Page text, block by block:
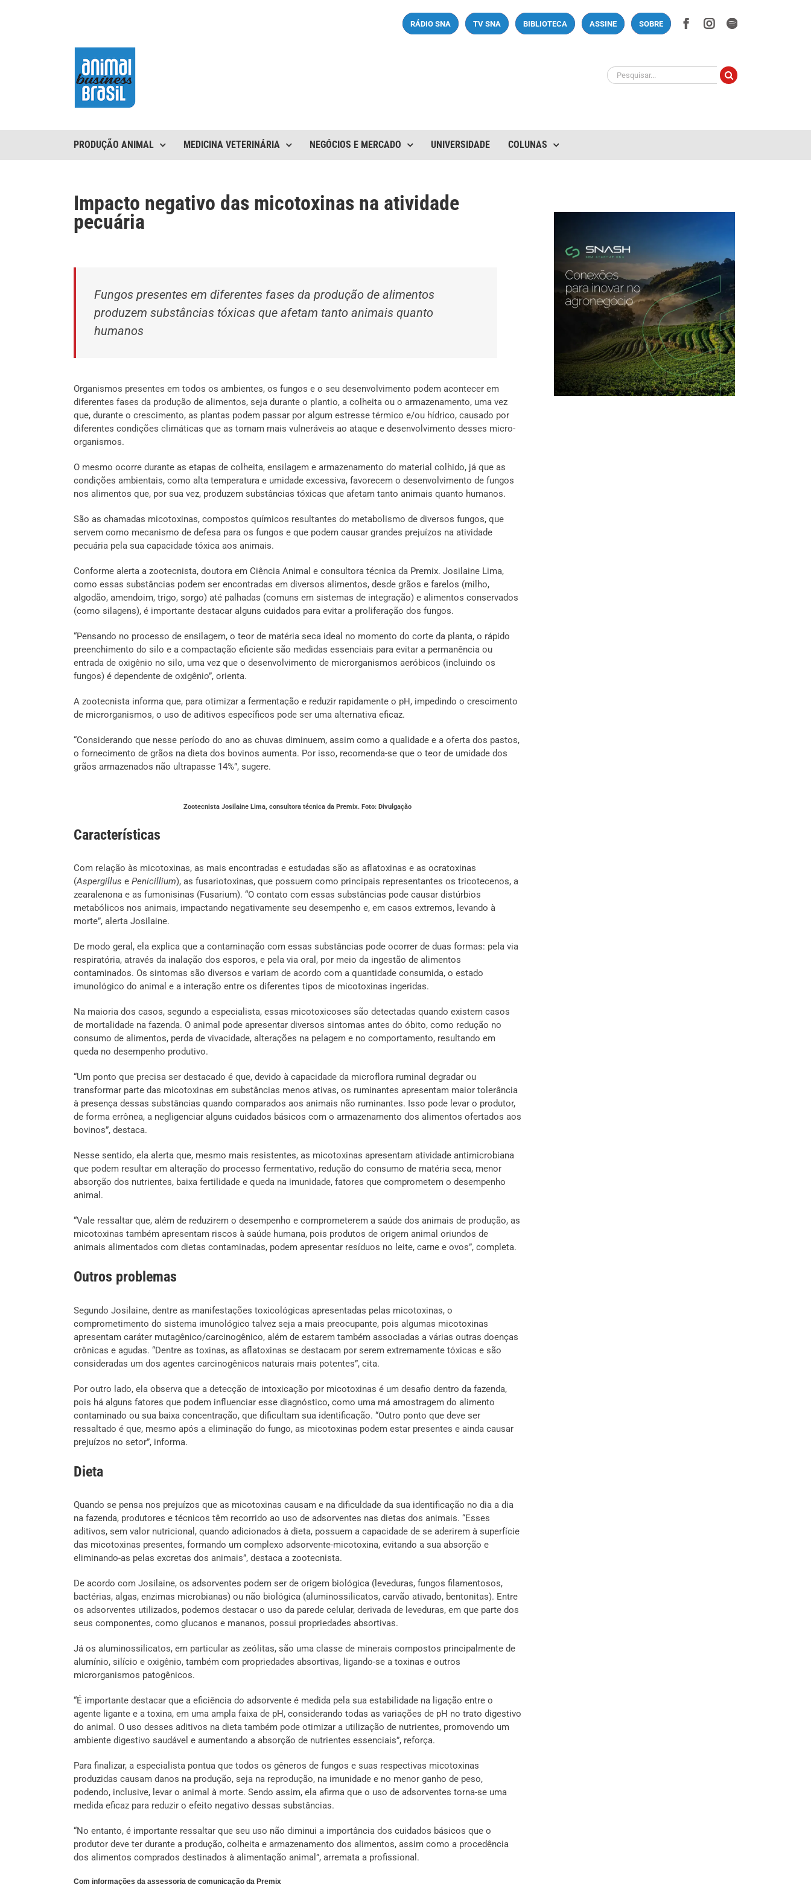
RÁDIO SNA TV SNA BIBLIOTECA ASSINE SOBRE Facebook
Instagram
Spotify
Buscar
resultados
PRODUÇÃO ANIMAL MEDICINA VETERINÁRIA NEGÓCIOS E MERCADO UNIVERSIDADE COLUNAS
Impacto negativo das micotoxinas na atividade
pecuária
Fungos presentes em diferentes fases da produção de alimentos
produzem substâncias tóxicas que afetam tanto animais quanto
humanos
Organismos presentes em todos os ambientes, os fungos e o seu desenvolvimento podem acontecer em
diferentes fases da produção de alimentos, seja durante o plantio, a colheita ou o armazenamento, uma vez
que, durante o crescimento, as plantas podem passar por algum estresse térmico e/ou hídrico, causado por
diferentes condições climáticas que as tornam mais vulneráveis ao ataque e desenvolvimento desses micro-
organismos.
O mesmo ocorre durante as etapas de colheita, ensilagem e armazenamento do material colhido, já que as
condições ambientais, como alta temperatura e umidade excessiva, favorecem o desenvolvimento de fungos
nos alimentos que, por sua vez, produzem substâncias tóxicas que afetam tanto animais quanto humanos.
São as chamadas micotoxinas, compostos químicos resultantes do metabolismo de diversos fungos, que
servem como mecanismo de defesa para os fungos e que podem causar grandes prejuízos na atividade
pecuária pela sua capacidade tóxica aos animais.
Conforme alerta a zootecnista, doutora em Ciência Animal e consultora técnica da Premix. Josilaine Lima,
como essas substâncias podem ser encontradas em diversos alimentos, desde grãos e farelos (milho,
algodão, amendoim, trigo, sorgo) até palhadas (comuns em sistemas de integração) e alimentos conservados
(como silagens), é importante destacar alguns cuidados para evitar a proliferação dos fungos.
“Pensando no processo de ensilagem, o teor de matéria seca ideal no momento do corte da planta, o rápido
preenchimento do silo e a compactação eficiente são medidas essenciais para evitar a permanência ou
entrada de oxigênio no silo, uma vez que o desenvolvimento de microrganismos aeróbicos (incluindo os
fungos) é dependente de oxigênio”, orienta.
A zootecnista informa que, para otimizar a fermentação e reduzir rapidamente o pH, impedindo o crescimento
de microrganismos, o uso de aditivos específicos pode ser uma alternativa eficaz.
“Considerando que nesse período do ano as chuvas diminuem, assim como a qualidade e a oferta dos pastos,
o fornecimento de grãos na dieta dos bovinos aumenta. Por isso, recomenda-se que o teor de umidade dos
grãos armazenados não ultrapasse 14%”, sugere.
Zootecnista Josilaine Lima, consultora técnica da Premix. Foto: Divulgação
Características
Com relação às micotoxinas, as mais encontradas e estudadas são as aflatoxinas e as ocratoxinas
(Aspergillus e Penicillium), as fusariotoxinas, que possuem como principais representantes os tricotecenos, a
zearalenona e as fumonisinas (Fusarium). “O contato com essas substâncias pode causar distúrbios
metabólicos nos animais, impactando negativamente seu desempenho e, em casos extremos, levando à
morte”, alerta Josilaine.
De modo geral, ela explica que a contaminação com essas substâncias pode ocorrer de duas formas: pela via
respiratória, através da inalação dos esporos, e pela via oral, por meio da ingestão de alimentos
contaminados. Os sintomas são diversos e variam de acordo com a quantidade consumida, o estado
imunológico do animal e a interação entre os diferentes tipos de micotoxinas ingeridas.
Na maioria dos casos, segundo a especialista, essas micotoxicoses são detectadas quando existem casos
de mortalidade na fazenda. O animal pode apresentar diversos sintomas antes do óbito, como redução no
consumo de alimentos, perda de vivacidade, alterações na pelagem e no comportamento, resultando em
queda no desempenho produtivo.
“Um ponto que precisa ser destacado é que, devido à capacidade da microflora ruminal degradar ou
transformar parte das micotoxinas em substâncias menos ativas, os ruminantes apresentam maior tolerância
à presença dessas substâncias quando comparados aos animais não ruminantes. Isso pode levar o produtor,
de forma errônea, a negligenciar alguns cuidados básicos com o armazenamento dos alimentos ofertados aos
bovinos”, destaca.
Nesse sentido, ela alerta que, mesmo mais resistentes, as micotoxinas apresentam atividade antimicrobiana
que podem resultar em alteração do processo fermentativo, redução do consumo de matéria seca, menor
absorção dos nutrientes, baixa fertilidade e queda na imunidade, fatores que comprometem o desempenho
animal.
“Vale ressaltar que, além de reduzirem o desempenho e comprometerem a saúde dos animais de produção, as
micotoxinas também apresentam riscos à saúde humana, pois produtos de origem animal oriundos de
animais alimentados com dietas contaminadas, podem apresentar resíduos no leite, carne e ovos”, completa.
Outros problemas
Segundo Josilaine, dentre as manifestações toxicológicas apresentadas pelas micotoxinas, o
comprometimento do sistema imunológico talvez seja a mais preocupante, pois algumas micotoxinas
apresentam caráter mutagênico/carcinogênico, além de estarem também associadas a várias outras doenças
crônicas e agudas. “Dentre as toxinas, as aflatoxinas se destacam por serem extremamente tóxicas e são
consideradas um dos agentes carcinogênicos naturais mais potentes”, cita.
Por outro lado, ela observa que a detecção de intoxicação por micotoxinas é um desafio dentro da fazenda,
pois há alguns fatores que podem influenciar esse diagnóstico, como uma má amostragem do alimento
contaminado ou sua baixa concentração, que dificultam sua identificação. “Outro ponto que deve ser
ressaltado é que, mesmo após a eliminação do fungo, as micotoxinas podem estar presentes e ainda causar
prejuízos no setor”, informa.
Dieta
Quando se pensa nos prejuízos que as micotoxinas causam e na dificuldade da sua identificação no dia a dia
na fazenda, produtores e técnicos têm recorrido ao uso de adsorventes nas dietas dos animais. “Esses
aditivos, sem valor nutricional, quando adicionados à dieta, possuem a capacidade de se aderirem à superfície
das micotoxinas presentes, formando um complexo adsorvente-micotoxina, evitando a sua absorção e
eliminando-as pelas excretas dos animais”, destaca a zootecnista.
De acordo com Josilaine, os adsorventes podem ser de origem biológica (leveduras, fungos filamentosos,
bactérias, algas, enzimas microbianas) ou não biológica (aluminossilicatos, carvão ativado, bentonitas). Entre
os adsorventes utilizados, podemos destacar o uso da parede celular, derivada de leveduras, em que parte dos
seus componentes, como glucanos e mananos, possui propriedades absortivas.
Já os aluminossilicatos, em particular as zeólitas, são uma classe de minerais compostos principalmente de
alumínio, silício e oxigênio, também com propriedades absortivas, ligando-se a toxinas e outros
microrganismos patogênicos.
“É importante destacar que a eficiência do adsorvente é medida pela sua estabilidade na ligação entre o
agente ligante e a toxina, em uma ampla faixa de pH, considerando todas as variações de pH no trato digestivo
do animal. O uso desses aditivos na dieta também pode otimizar a utilização de nutrientes, promovendo um
ambiente digestivo saudável e aumentando a absorção de nutrientes essenciais”, reforça.
Para finalizar, a especialista pontua que todos os gêneros de fungos e suas respectivas micotoxinas
produzidas causam danos na produção, seja na reprodução, na imunidade e no menor ganho de peso,
podendo, inclusive, levar o animal à morte. Sendo assim, ela afirma que o uso de adsorventes torna-se uma
medida eficaz para reduzir o efeito negativo dessas substâncias.
“No entanto, é importante ressaltar que seu uso não diminui a importância dos cuidados básicos que o
produtor deve ter durante a produção, colheita e armazenamento dos alimentos, assim como a procedência
dos alimentos comprados destinados à alimentação animal”, arremata a profissional.
Com informações da assessoria de comunicação da Premix